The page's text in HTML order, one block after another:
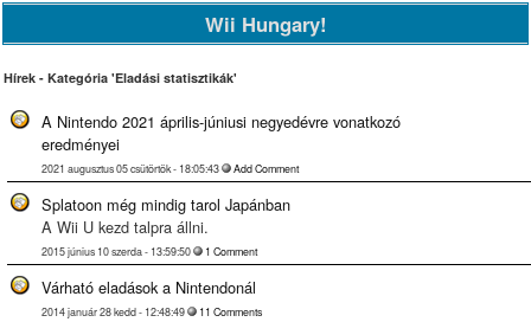
Wii Hungary!
Hírek - Kategória 'Eladási statisztikák'
A Nintendo 2021 április-júniusi negyedévre vonatkozó
eredményei
2021 augusztus 05 csütörtök - 18:05:43 Add Comment
Splatoon még mindig tarol Japánban
A Wii U kezd talpra állni.
2015 június 10 szerda - 13:59:50 1 Comment
Várható eladások a Nintendonál
2014 január 28 kedd - 12:48:49 11 Comments